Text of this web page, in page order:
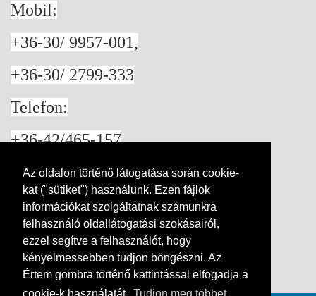
Az oldalon történő látogatása során cookie-
kat ("sütiket") használunk. Ezen fájlok
információkat szolgáltatnak számunkra
felhasználó oldallátogatási szokásairól,
ezzel segítve a felhasználót, hogy
kényelmessebben tudjon böngészni. Az
Értem gombra történő kattintással elfogadja a
Mobil:
+36-30/ 9957-001,
+36-30/ 2799-333
Telefon:
+36-42/465-157
4405
Nyíregyháza Lombkorona utca 8